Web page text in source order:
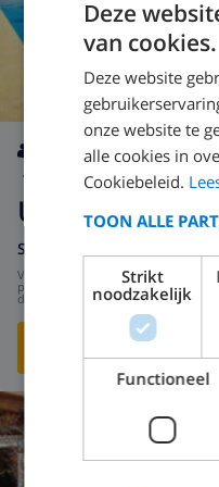
4 800m
Ubrique
Spanje
per
dag US$
BEOORDELINGEN
Deze
van cookies.
Deze website
onze website te
alle cookies in
Cookiebeleid.
TOON ALLE
Strikt
noodzakelijk
Functioneel